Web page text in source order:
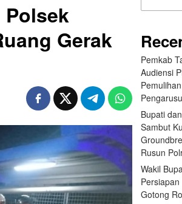
Polsek
Gerak
Pemkab
Audiensi
Bupati
Sambut
Rusun
Wakil
Gotong